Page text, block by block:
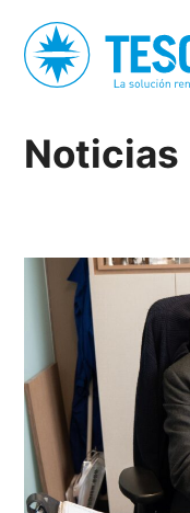
Noticias